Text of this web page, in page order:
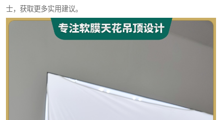
士，获取更多实用建议。